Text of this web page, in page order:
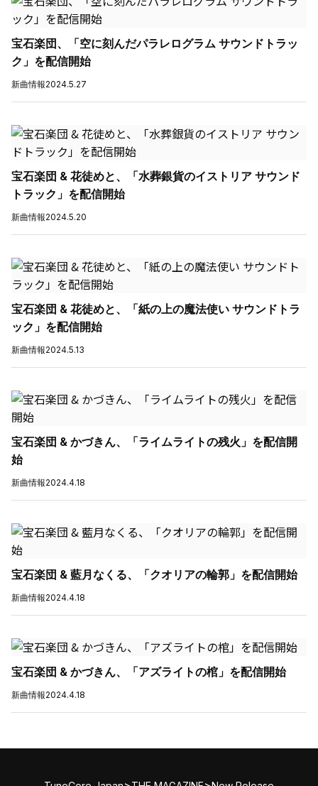
宝石楽団、「空に刻んだパラレログラム サウンドトラッ
ク」を配信開始
新曲情報2024.5.27
宝石楽団 & 花徒めと、「水葬銀貨のイストリア サウンド
トラック」を配信開始
新曲情報2024.5.20
宝石楽団 & 花徒めと、「紙の上の魔法使い サウンドトラ
ック」を配信開始
新曲情報2024.5.13
宝石楽団 & かづきん、「ライムライトの残火」を配信開
始
新曲情報2024.4.18
宝石楽団 & 藍月なくる、「クオリアの輪郭」を配信開始
新曲情報2024.4.18
宝石楽団 & かづきん、「アズライトの棺」を配信開始
新曲情報2024.4.18